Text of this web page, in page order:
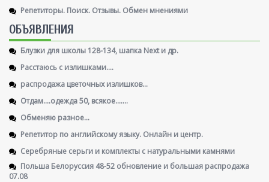
Репетиторы. Поиск. Отзывы. Обмен мнениями
ОБЪЯВЛЕНИЯ
Блузки для школы 128-134, шапка Next и др.
Расстаюсь с излишками....
распродажа цветочных излишков...
Отдам....одежда 50, всякое.......
Обменяю разное...
Репетитор по английскому языку. Онлайн и центр.
Серебряные серьги и комплекты с натуральными камнями
Польша Белоруссия 48-52 обновление и большая распродажа
07.08